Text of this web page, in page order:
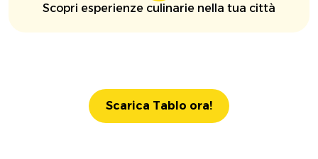
Scopri esperienze culinarie nella tua città
Scarica Tablo ora!